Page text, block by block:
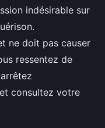
indésirable sur
ne doit pas causer
ressentez de
consultez votre